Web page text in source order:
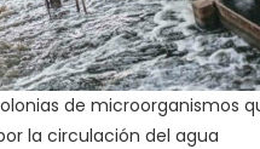
de microorganismos
la circulación del agua